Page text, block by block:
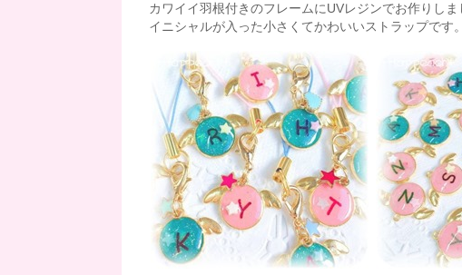
カワイイ羽根付きのフレームにUVレジンでお作りしま
イニシャルが入った小さくてかわいいストラップです。